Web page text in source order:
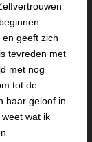
geeft zich
tevreden met
met nog
tot de
haar geloof in
wat ik